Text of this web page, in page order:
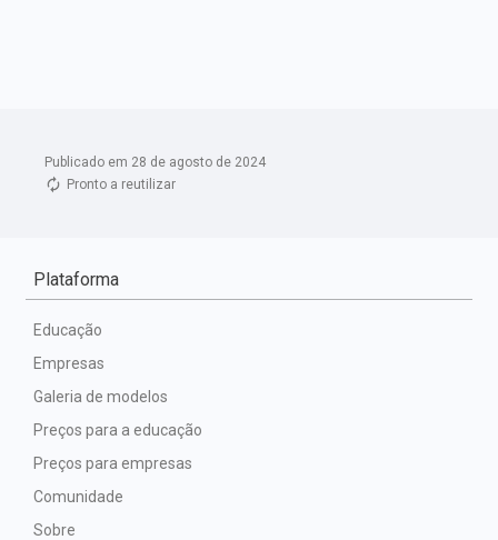
Publicado em 28 de agosto de 2024
Pronto a reutilizar
Plataforma
Educação
Empresas
Galeria de modelos
Preços para a educação
Preços para empresas
Comunidade
Sobre